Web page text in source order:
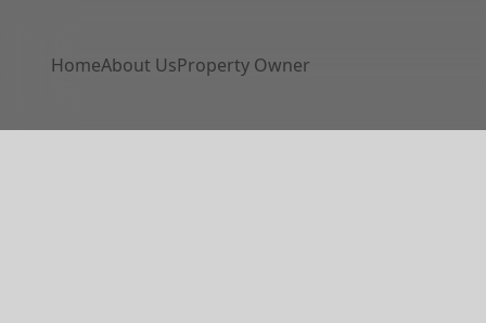
HomeAbout UsProperty Owner